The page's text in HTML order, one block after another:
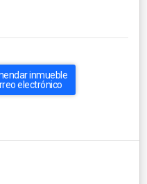
inmueble
electrónico